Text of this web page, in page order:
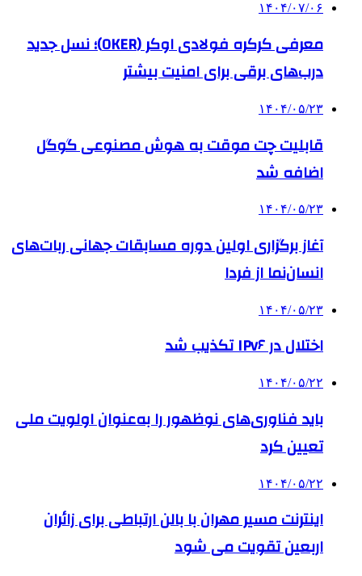
۱۴۰۴/۰۷/۰۶
معرفی کرکره فولادی اوکر (OKER)؛ نسل جدید
درب‌های برقی برای امنیت بیشتر
۱۴۰۴/۰۵/۲۳
قابلیت چت موقت به هوش مصنوعی گوگل
اضافه شد
۱۴۰۴/۰۵/۲۳
آغاز برگزاری اولین دوره مسابقات جهانی ربات‌های
انسان‌نما از فردا
۱۴۰۴/۰۵/۲۳
اختلال در IPv۶ تکذیب شد
۱۴۰۴/۰۵/۲۲
باید فناوری‌های نوظهور را به‌عنوان اولویت ملی
تعیین کرد
۱۴۰۴/۰۵/۲۲
اینترنت مسیر مهران با بالن ارتباطی برای زائران
اربعین تقویت می شود